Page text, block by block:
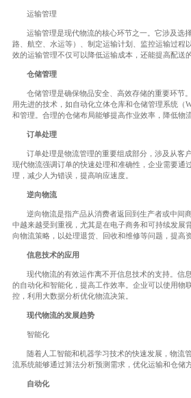
运输管理
运输管理是现代物流的核心环节之一。它涉及选
路、航空、水运等）、制定运输计划、监控运输过程
效的运输管理不仅可以降低运输成本，还能提高配送
仓储管理
仓储管理是确保物品安全、高效存储的重要环节
用先进的技术，如自动化立体仓库和仓储管理系统（
和管理。合理的仓储布局能够提高作业效率，降低物流
订单处理
订单处理是物流管理的重要组成部分，涉及从客
现代物流强调订单的快速处理和准确性，企业需要通
理，减少人为错误，提高响应速度。
逆向物流
逆向物流是指产品从消费者返回到生产者或中间
中越来越受到重视，尤其是在电子商务和可持续发展
向物流策略，以处理退货、回收和维修等问题，提高
信息技术的应用
现代物流的有效运作离不开信息技术的支持。信
的自动化和智能化，提高工作效率。企业可以使用物
控，利用大数据分析优化物流决策。
现代物流的发展趋势
智能化
随着人工智能和机器学习技术的快速发展，物流
流系统能够通过算法分析预测需求，优化运输和仓储
自动化